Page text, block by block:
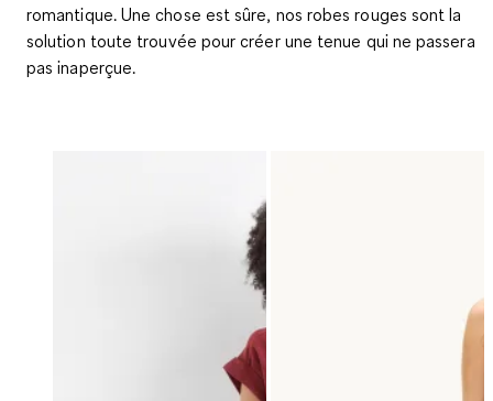
romantique. Une chose est sûre, nos robes rouges sont la
solution toute trouvée pour créer une tenue qui ne passera
pas inaperçue.